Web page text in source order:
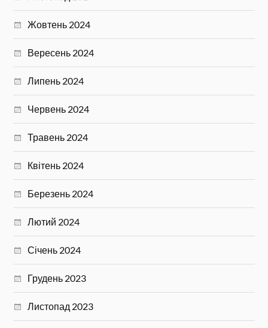
Жовтень 2024
Вересень 2024
Липень 2024
Червень 2024
Травень 2024
Квітень 2024
Березень 2024
Лютий 2024
Січень 2024
Грудень 2023
Листопад 2023